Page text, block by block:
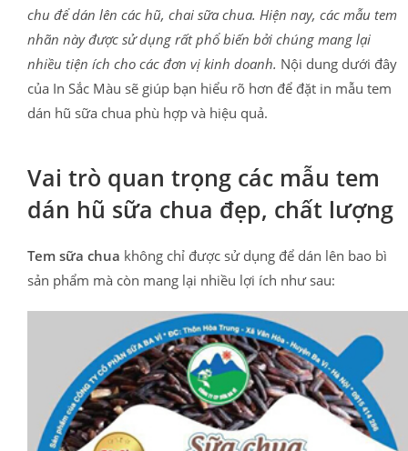
chu để dán lên các hũ, chai sữa chua. Hiện nay, các mẫu tem
nhãn này được sử dụng rất phổ biến bởi chúng mang lại
nhiều tiện ích cho các đơn vị kinh doanh. Nội dung dưới đây
của In Sắc Màu sẽ giúp bạn hiểu rõ hơn để đặt in mẫu tem
dán hũ sữa chua phù hợp và hiệu quả.
Vai trò quan trọng các mẫu tem
dán hũ sữa chua đẹp, chất lượng
Tem sữa chua không chỉ được sử dụng để dán lên bao bì
sản phẩm mà còn mang lại nhiều lợi ích như sau: